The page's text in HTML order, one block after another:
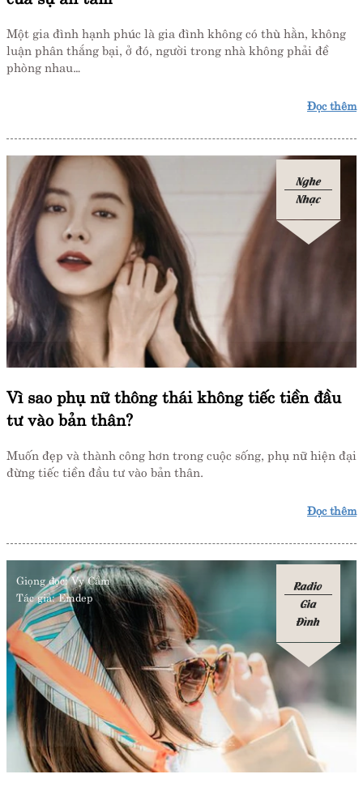
Một gia đình hạnh phúc là gia đình không có thù hằn, không
luận phân thắng bại, ở đó, người trong nhà không phải đề
phòng nhau…
Đọc thêm
Nghe
Nhạc
Vì sao phụ nữ thông thái không tiếc tiền đầu
tư vào bản thân?
Muốn đẹp và thành công hơn trong cuộc sống, phụ nữ hiện đại
đừng tiếc tiền đầu tư vào bản thân.
Đọc thêm
Giọng đọc: Vy Cầm
Tác giả: Emdep
Radio
Gia
Đình